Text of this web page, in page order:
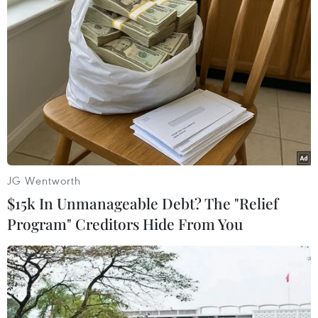
đều sẽ vấp phải một cuộc chiến tranh toàn diện trên
toàn khu vực.
Quân đội Iran tiếp tục yêu cầu Mỹ rút
JG Wentworth
$15k In Unmanageable Debt? The "Relief
Program" Creditors Hide From You